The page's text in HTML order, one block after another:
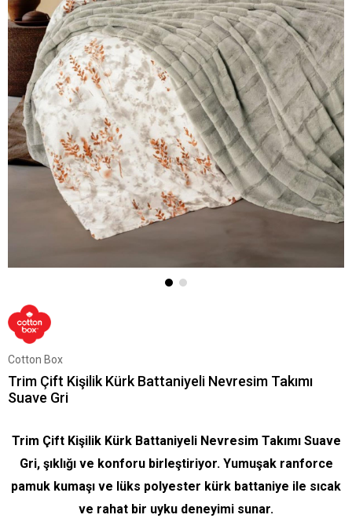
Cotton Box
Trim Çift Kişilik Kürk Battaniyeli Nevresim Takımı
Suave Gri
Trim Çift Kişilik Kürk Battaniyeli Nevresim Takımı Suave
Gri, şıklığı ve konforu birleştiriyor. Yumuşak ranforce
pamuk kumaşı ve lüks polyester kürk battaniye ile sıcak
ve rahat bir uyku deneyimi sunar.